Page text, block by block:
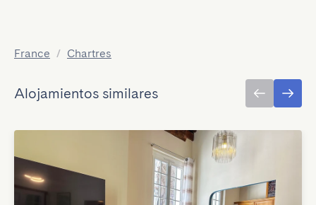
France / Chartres
Alojamientos similares